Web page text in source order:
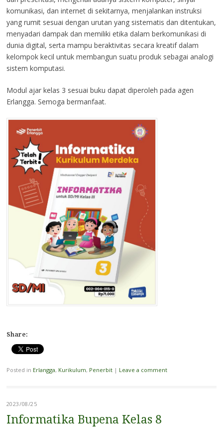
komunikasi, dan internet di sekitarnya, menjalankan instruksi
yang rumit sesuai dengan urutan yang sistematis dan ditentukan,
menyadari dampak dan memiliki etika dalam berkomunikasi di
dunia digital, serta mampu beraktivitas secara kreatif dalam
kelompok kecil untuk membangun suatu produk sebagai analogi
sistem komputasi.
Modul ajar kelas 3 sesuai buku dapat diperoleh pada agen
Erlangga. Semoga bermanfaat.
Share:
Posted in Erlangga, Kurikulum, Penerbit | Leave a comment
2023/08/25
Informatika Bupena Kelas 8